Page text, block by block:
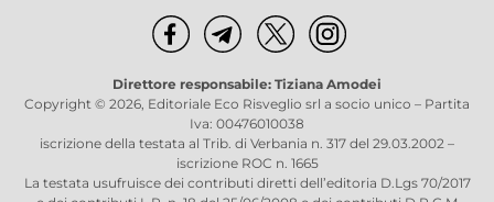
Direttore responsabile: Tiziana Amodei
Copyright © 2026, Editoriale Eco Risveglio srl a socio unico – Partita
Iva: 00476010038
iscrizione della testata al Trib. di Verbania n. 317 del 29.03.2002 –
iscrizione ROC n. 1665
La testata usufruisce dei contributi diretti dell’editoria D.Lgs 70/2017